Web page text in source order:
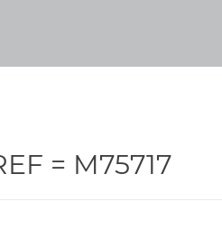
= M75717